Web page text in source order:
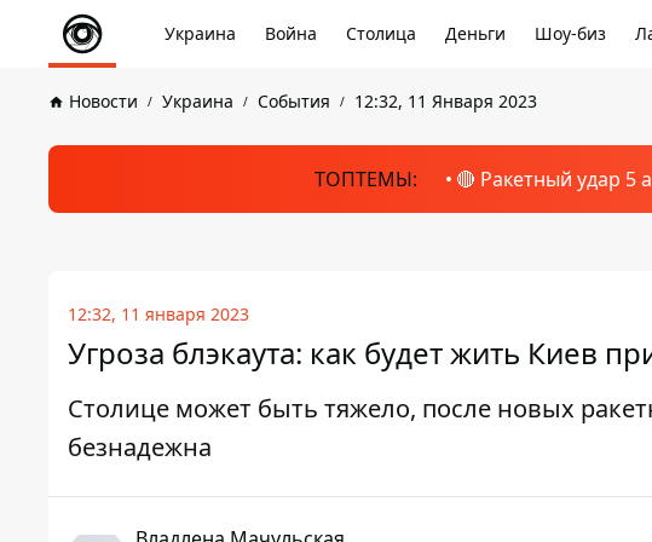
Украина Война Столица Деньги Шоу-биз
Новости Украина События 12:32, 11 Января 2023
ТОПТЕМЫ: 🔴 Ракетный удар 5
12:32, 11 января 2023
Угроза блэкаута: как будет жить Киев
Столице может быть тяжело, после новых
безнадежна